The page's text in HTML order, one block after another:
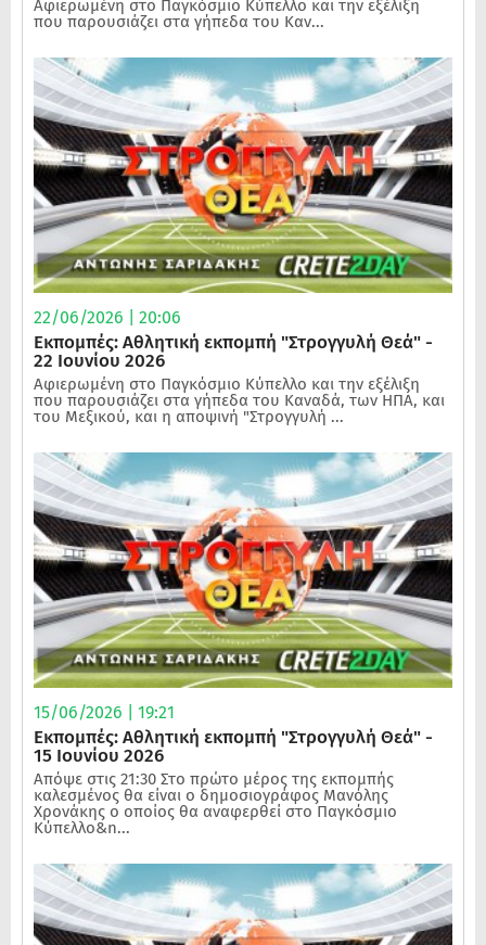
Αφιερωμένη στο Παγκόσμιο Κύπελλο και την εξέλιξη
που παρουσιάζει στα γήπεδα του Καν...
22/06/2026 | 20:06
Εκπομπές: Αθλητική εκπομπή "Στρογγυλή Θεά" -
22 Ιουνίου 2026
Αφιερωμένη στο Παγκόσμιο Κύπελλο και την εξέλιξη
που παρουσιάζει στα γήπεδα του Καναδά, των ΗΠΑ, και
του Μεξικού, και η αποψινή "Στρογγυλή ...
15/06/2026 | 19:21
Εκπομπές: Αθλητική εκπομπή "Στρογγυλή Θεά" -
15 Ιουνίου 2026
Απόψε στις 21:30 Στο πρώτο μέρος της εκπομπής
καλεσμένος θα είναι ο δημοσιογράφος Μανόλης
Χρονάκης ο οποίος θα αναφερθεί στο Παγκόσμιο
Κύπελλο&n...